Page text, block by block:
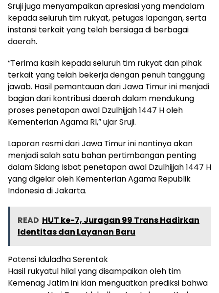
Sruji juga menyampaikan apresiasi yang mendalam
kepada seluruh tim rukyat, petugas lapangan, serta
instansi terkait yang telah bersiaga di berbagai
daerah.
“Terima kasih kepada seluruh tim rukyat dan pihak
terkait yang telah bekerja dengan penuh tanggung
jawab. Hasil pemantauan dari Jawa Timur ini menjadi
bagian dari kontribusi daerah dalam mendukung
proses penetapan awal Dzulhijjah 1447 H oleh
Kementerian Agama RI,” ujar Sruji.
Laporan resmi dari Jawa Timur ini nantinya akan
menjadi salah satu bahan pertimbangan penting
dalam Sidang Isbat penetapan awal Dzulhijjah 1447 H
yang digelar oleh Kementerian Agama Republik
Indonesia di Jakarta.
READ HUT ke-7, Juragan 99 Trans Hadirkan
Identitas dan Layanan Baru
Potensi Iduladha Serentak
Hasil rukyatul hilal yang disampaikan oleh tim
Kemenag Jatim ini kian menguatkan prediksi bahwa